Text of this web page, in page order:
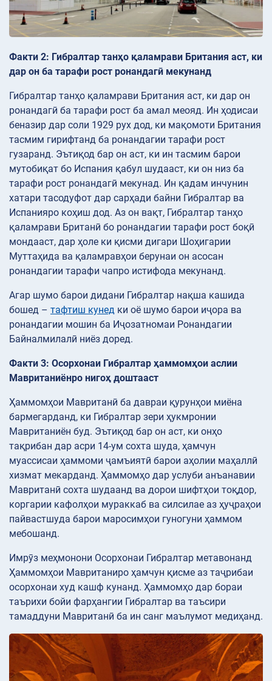
Факти 2: Гибралтар танҳо қаламрави Британия аст, ки
дар он ба тарафи рост ронандагӣ мекунанд
Гибралтар танҳо қаламрави Британия аст, ки дар он
ронандагӣ ба тарафи рост ба амал меояд. Ин ҳодисаи
беназир дар соли 1929 рух дод, ки мақомоти Британия
тасмим гирифтанд ба ронандагии тарафи рост
гузаранд. Эътиқод бар он аст, ки ин тасмим барои
мутобиқат бо Испания қабул шудааст, ки он низ ба
тарафи рост ронандагӣ мекунад. Ин қадам инчунин
хатари тасодуфот дар сарҳади байни Гибралтар ва
Испанияро коҳиш дод. Аз он вақт, Гибралтар танҳо
қаламрави Британӣ бо ронандагии тарафи рост боқӣ
мондааст, дар ҳоле ки қисми дигари Шоҳигарии
Муттаҳида ва қаламравҳои берунаи он асосан
ронандагии тарафи чапро истифода мекунанд.
Агар шумо барои дидани Гибралтар нақша кашида
бошед – тафтиш кунед ки оё шумо барои иҷора ва
ронандагии мошин ба Иҷозатномаи Ронандагии
Байналмилалӣ ниёз доред.
Факти 3: Осорхонаи Гибралтар ҳаммомҳои аслии
Мавританиёнро нигоҳ доштааст
Ҳаммомҳои Мавританӣ ба давраи қурунҳои миёна
бармегарданд, ки Гибралтар зери ҳукмронии
Мавританиён буд. Эътиқод бар он аст, ки онҳо
тақрибан дар асри 14-ум сохта шуда, ҳамчун
муассисаи ҳаммоми ҷамъиятӣ барои аҳолии маҳаллӣ
хизмат мекарданд. Ҳаммомҳо дар услуби анъанавии
Мавританӣ сохта шудаанд ва дорои шифтҳои тоқдор,
коргарии кафолҳои мураккаб ва силсилае аз ҳуҷраҳои
пайвастшуда барои маросимҳои гуногуни ҳаммом
мебошанд.
Имрӯз меҳмонони Осорхонаи Гибралтар метавонанд
Ҳаммомҳои Мавританиро ҳамчун қисме аз таҷрибаи
осорхонаи худ кашф кунанд. Ҳаммомҳо дар бораи
таърихи бойи фарҳангии Гибралтар ва таъсири
тамаддуни Мавританӣ ба ин санг маълумот медиҳанд.